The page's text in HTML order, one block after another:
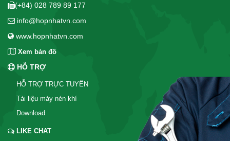
(+84) 028 789 89 177
info@hopnhatvn.com
www.hopnhatvn.com
Xem bản đồ
HỖ TRỢ
HỖ TRỢ TRỰC TUYẾN
Tài liệu máy nén khí
Download
LIKE CHAT